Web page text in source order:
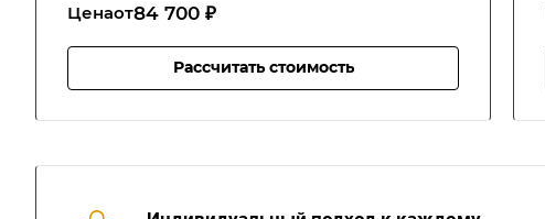
Ценаот84 700 ₽
Рассчитать стоимость